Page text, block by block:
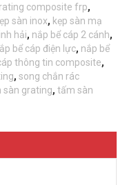
composite frp,
sàn inox, kẹp sàn mạ
hải, nắp bể cáp 2 cánh,
bể cáp điện lực, nắp bể
thông tin composite,
, song chắn rác
sàn grating, tấm sàn